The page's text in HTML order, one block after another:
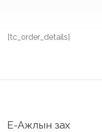
[tc_order_details]
Е-Ажлын зах